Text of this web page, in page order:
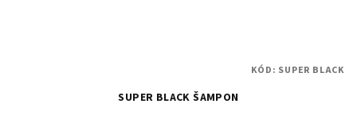
SUPER BLACK ŠAMPON
KÓD: SUPER BLACK